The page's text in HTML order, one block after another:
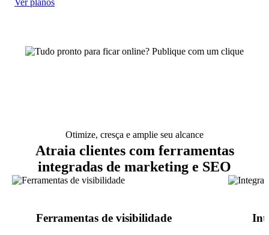
Ver planos
Otimize, cresça e amplie seu alcance
Atraia clientes com ferramentas
integradas de marketing e SEO
Ferramentas de visibilidade